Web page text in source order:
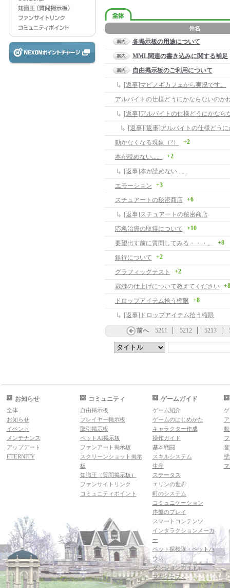
各掲示板の用途について
MML関連の書き込みに関する補足
自由掲示板のご利用について
[返事]マビノギカフェから実況です。
アルバイトの仕様どうにかならないのか
動かなくなる現象（?） +2
本が読めない...。 +2
[返事]本が読めない...。
エモーション
+3
スチュアートの秘密商店 +6
[返事]スチュアートの秘密商店
応急治療の取得について
+10
要望出す前に質問してみる・・・。 +8
銀行について +2
グラフィックテスト +2
裁縫の仕上げについて教えてください +8
ドロップアイテム拾う権限 +8
[返事]ドロップアイテム拾う権限
前へ 5211 5212 5213
お知らせ
全体
お知らせ
イベント
メンテナンス
アップデート
ETERNITY
コミュニティ
自由掲示板
プレイヤー掲示板
取引掲示板
ペットAI掲示板
ファンアート掲示板
スクリーンショット掲示
板
知識王（質問掲示板）
ファンサイトリンク
コミュニティポイント
ゲームガイド
ゲーム紹介
ゲームのはじめかた
キャラクター作成
操作ガイド
基本戦闘
スキルシステム
生産
ステータス
エリンの世界
町のシステム
コミュニケーション
序盤のプレイ
スマートコンテンツ
インタラクションメーカ
ー
ペット探検隊・ペットハ
ウス
ダンジョンガイド
マギグラフィ